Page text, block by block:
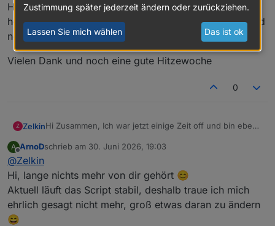
Hoffe ihr könnt mir helfen, da es sich als zu viel
herausgestellt hat ein Jahr an neuen Foreneinträgen und
neuem Spielzeug auf dem Markt durchzuarbeiten.
Vielen Dank und noch eine gute Hitzewoche
0
Z ZelkinHi Zusammen, Ich war jetzt einige Zeit off und bin eben
Hier ist es ja regelrecht "ruhig" geworden ....... ist das
braucht??
Habe eben auf die aktuelle version upgedatet und freue
mich dass immernoch alles funktioniert
@arnodVielen dank für deine Arbeit!!
Bei mir steht nun die die EFY Wallbox zur anschaffung
an ..... juhu endlich mal wieder was neues zum
anbinden
Nutzen viele von euch evcc parallel?
Taugt das was?
A
Offline
ArnoDschrieb am 30. Juni 2026, 19:03
zuletzt editiert von
@Zelkin
Hi, lange nichts mehr von dir gehört 😊
Aktuell läuft das Script stabil, deshalb traue ich mich
ehrlich gesagt nicht mehr, groß etwas daran zu ändern
😄
Zustimmung später jederzeit ändern oder zurückziehen.
Lassen Sie mich wählen Das ist ok